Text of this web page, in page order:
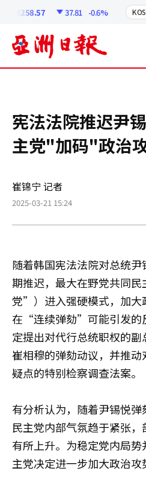
6258.57 37.81 -0.6%
宪法法院推迟尹
主党"加码"政治
崔锦宁 记者
2025-03-21 15:24
随着韩国宪法法院对总统
期推迟，最大在野党共同
党”）进入强硬模式，加大
在“连续弹劾”可能引发的
定提出对代行总统职权的
崔相穆的弹劾动议，并推
疑点的特别检察调查法案。
有分析认为，随着尹锡悦弹
民主党内部气氛趋于紧张
有所上升。为稳定党内局
主党决定进一步加大政治攻